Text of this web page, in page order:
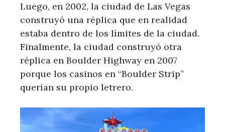
Luego, en 2002, la ciudad de Las Vegas
construyó una réplica que en realidad
estaba dentro de los límites de la ciudad.
Finalmente, la ciudad construyó otra
réplica en Boulder Highway en 2007
porque los casinos en “Boulder Strip”
querían su propio letrero.